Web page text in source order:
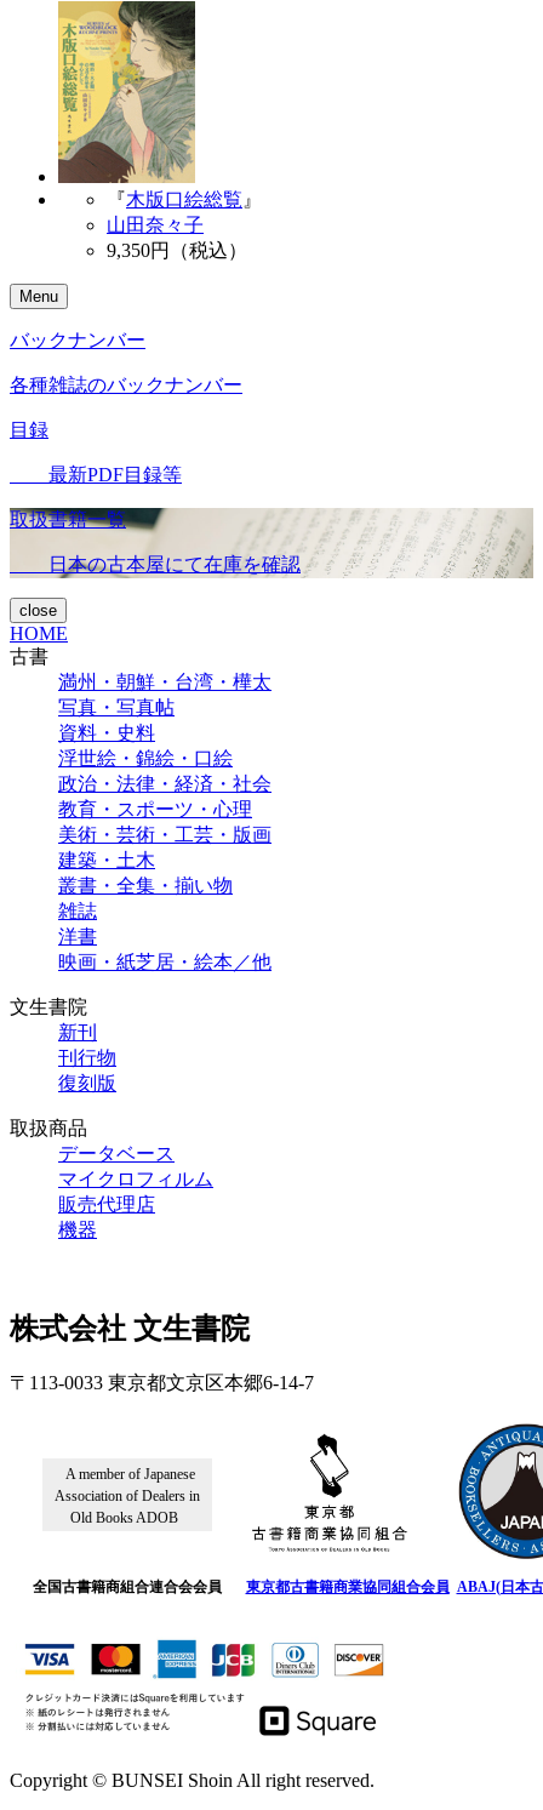
『木版口絵総覧 』
山田奈々子
9,350円（税込）
Menu
バックナンバー
各種雑誌のバックナンバー
目録
最新PDF目録等
取扱書籍一覧
日本の古本屋にて在庫を確認
close
HOME
古書
満州・朝鮮・台湾・樺太
写真・写真帖
資料・史料
浮世絵・錦絵・口絵
政治・法律・経済・社会
教育・スポーツ・心理
美術・芸術・工芸・版画
建築・土木
叢書・全集・揃い物
雑誌
洋書
映画・紙芝居・絵本／他
文生書院
新刊
刊行物
復刻版
取扱商品
データベース
マイクロフィルム
販売代理店
機器
株式会社 文生書院
〒113-0033 東京都文京区本郷6-14-7
A member of Japanese
Association of Dealers in
Old Books ADOB
全国古書籍商組合連合会会員 東京都古書籍商業協同組合会員 ABAJ(日本
Copyright © BUNSEI Shoin All right reserved.